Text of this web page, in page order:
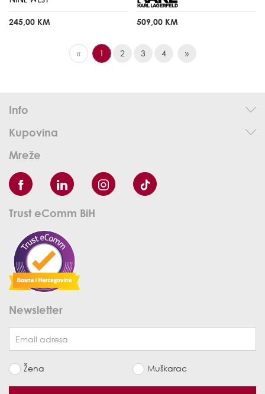
245,00 KM 509,00 KM
« 1 2 3 4 »
Info
Kupovina
Mreže
Trust eComm BiH
Newsletter
Žena Muškarac